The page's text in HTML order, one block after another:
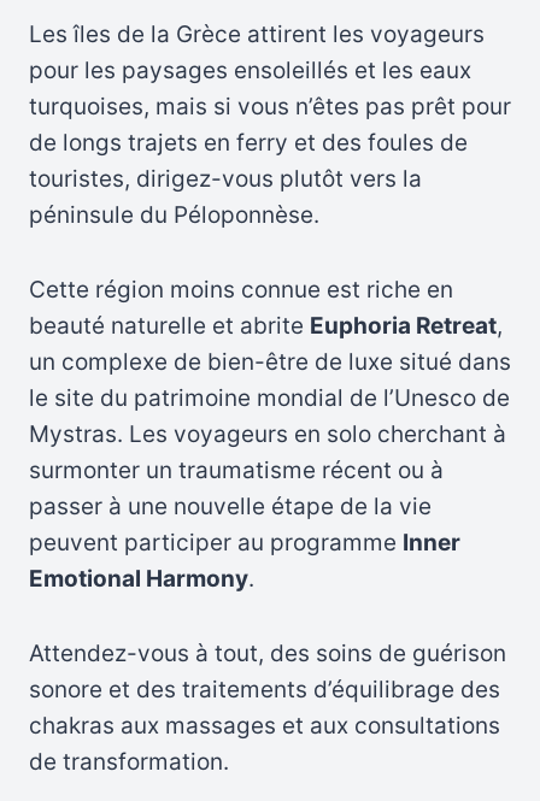
Les îles de la Grèce attirent les voyageurs
pour les paysages ensoleillés et les eaux
turquoises, mais si vous n’êtes pas prêt pour
de longs trajets en ferry et des foules de
touristes, dirigez-vous plutôt vers la
péninsule du Péloponnèse.
Cette région moins connue est riche en
beauté naturelle et abrite Euphoria Retreat,
un complexe de bien-être de luxe situé dans
le site du patrimoine mondial de l’Unesco de
Mystras. Les voyageurs en solo cherchant à
surmonter un traumatisme récent ou à
passer à une nouvelle étape de la vie
peuvent participer au programme Inner
Emotional Harmony.
Attendez-vous à tout, des soins de guérison
sonore et des traitements d’équilibrage des
chakras aux massages et aux consultations
de transformation.